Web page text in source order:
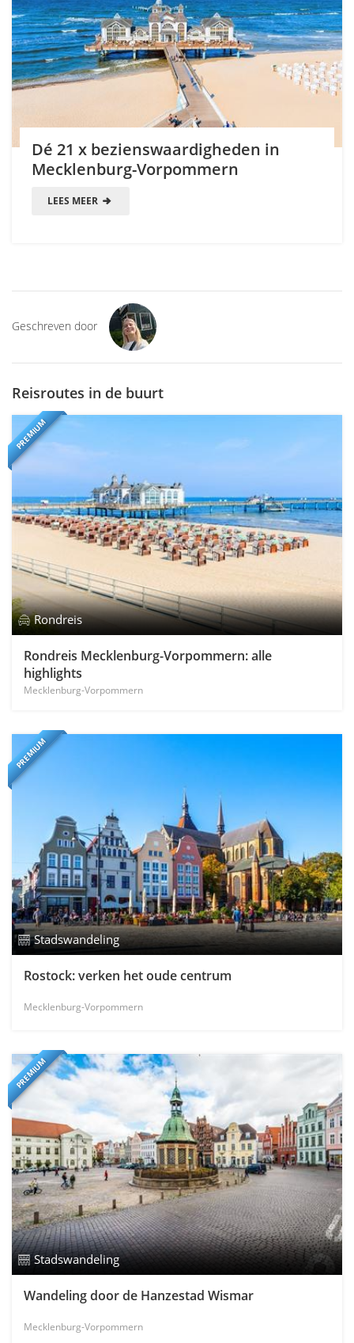
Dé 21 x bezienswaardigheden in
Mecklenburg-Vorpommern
LEES MEER
Geschreven door
Reisroutes in de buurt
PREMIUM
Rondreis
Rondreis Mecklenburg-Vorpommern: alle
highlights
Mecklenburg-Vorpommern
PREMIUM
Stadswandeling
Rostock: verken het oude centrum
Mecklenburg-Vorpommern
PREMIUM
Stadswandeling
Wandeling door de Hanzestad Wismar
Mecklenburg-Vorpommern